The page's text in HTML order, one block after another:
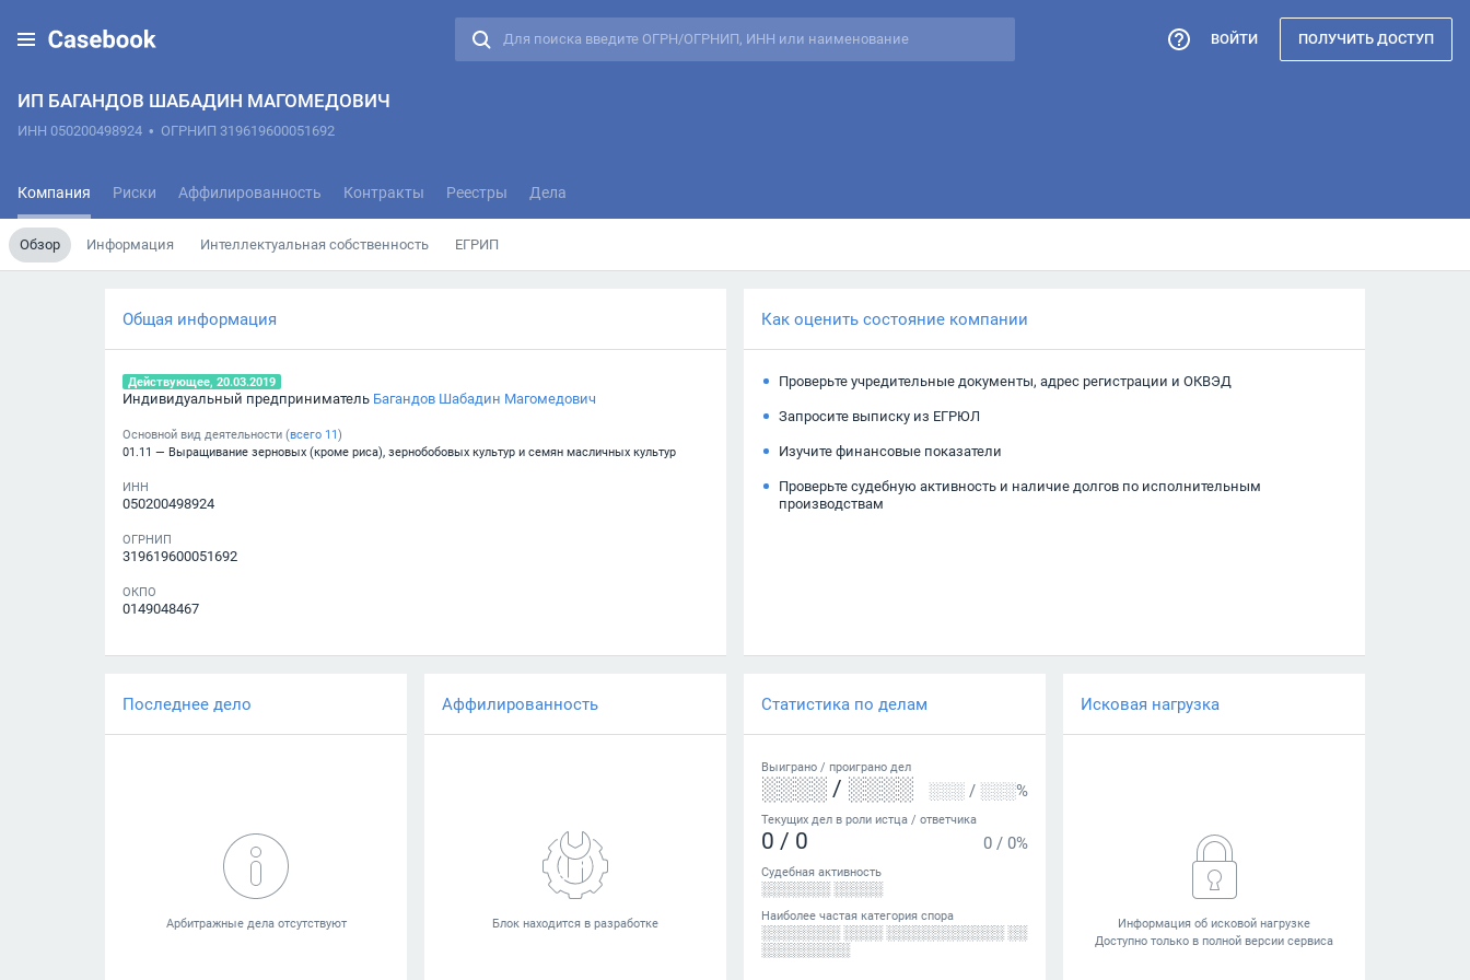
ИП БАГАНДОВ ШАБАДИН МАГОМЕДОВИЧ
ИНН 050200498924 • ОГРНИП 319619600051692
Компания Риски Аффилированность Контракты Реестры Дела
Обзор Информация Интеллектуальная собственность ЕГРИП
ВОЙТИ ПОЛУЧИТЬ ДОСТУП
Общая информация
Действующее, 20.03.2019
Индивидуальный предприниматель Багандов Шабадин Магомедович
Основной вид деятельности (всего 11)
01.11 — Выращивание зерновых (кроме риса), зернобобовых культур и семян масличных культур
ИНН
050200498924
ОГРНИП
319619600051692
ОКПО
0149048467
Как оценить состояние компании
Проверьте учредительные документы, адрес регистрации и ОКВЭД
Запросите выписку из ЕГРЮЛ
Изучите финансовые показатели
Проверьте судебную активность и наличие долгов по исполнительным
производствам
Последнее дело Аффилированность Статистика по делам
Выиграно / проиграно дел
░░░░ / ░░░░ ░░░ / ░░░%
Текущих дел в роли истца / ответчика
0 / 0 0 / 0%
Судебная активность
░░░░░░░ ░░░░░
Наиболее частая категория спора
░░░░░░░░ ░░░░ ░░░░░░░░░░░░ ░░
░░░░░░░░░
Исковая нагрузка